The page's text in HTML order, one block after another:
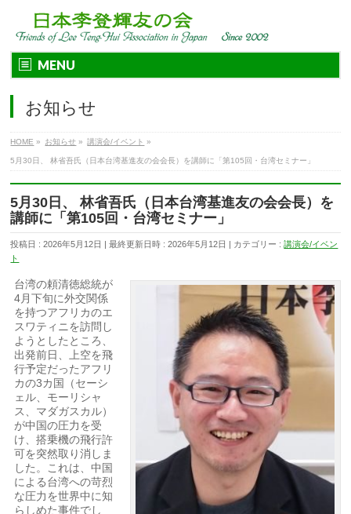
MENU
お知らせ
HOME » お知らせ » 講演会/イベント »
5月30日、 林省吾氏（日本台湾基進友の会会長）を講師に「第105回・台湾セミナー」
5月30日、 林省吾氏（日本台湾基進友の会会長）を
講師に「第105回・台湾セミナー」
投稿日 : 2026年5月12日 最終更新日時 : 2026年5月12日 カテゴリー :講演会/イベン
ト
台湾の頼清徳総統が
4月下旬に外交関係
を持つアフリカのエ
スワティニを訪問し
ようとしたところ、
出発前日、上空を飛
行予定だったアフリ
カの3カ国（セーシ
ェル、モーリシャ
ス、マダガスカル）
が中国の圧力を受
け、搭乗機の飛行許
可を突然取り消しま
した。これは、中国
による台湾への苛烈
な圧力を世界中に知
らしめた事件でし